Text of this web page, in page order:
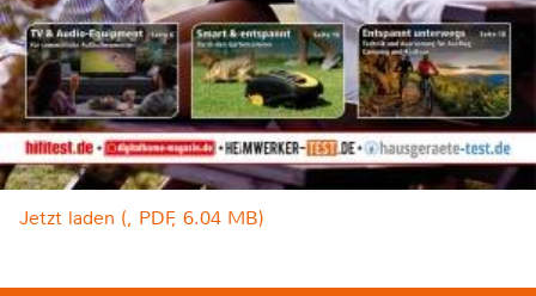
Jetzt laden (, PDF, 6.04 MB)